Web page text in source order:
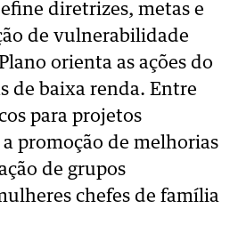
diretrizes, metas e
de vulnerabilidade
orienta as ações do
de baixa renda. Entre
para projetos
promoção de melhorias
de grupos
chefes de família